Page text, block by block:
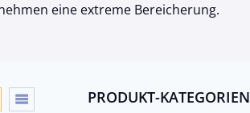
eine extreme Bereicherung.
PRODUKT-KATEGORIEN